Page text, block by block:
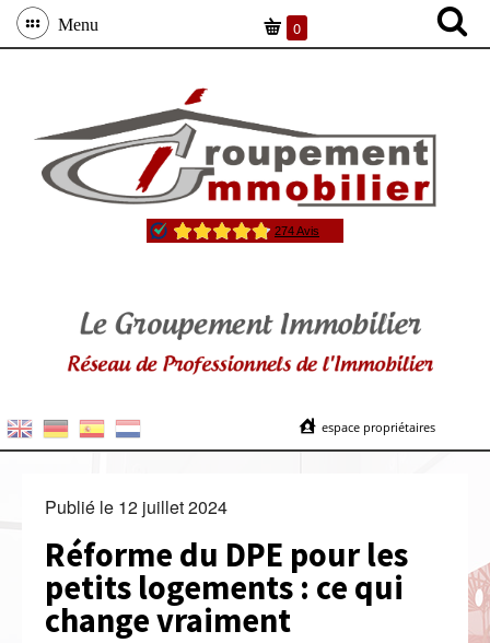
Menu 0
espace propriétaires
Publié le 12 juillet 2024
Réforme du DPE pour les
petits logements : ce qui
change vraiment